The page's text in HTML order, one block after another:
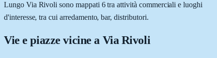
Lungo Via Rivoli sono mappati 6 tra attività commerciali e luoghi
d'interesse, tra cui arredamento, bar, distributori.
Vie e piazze vicine a Via Rivoli